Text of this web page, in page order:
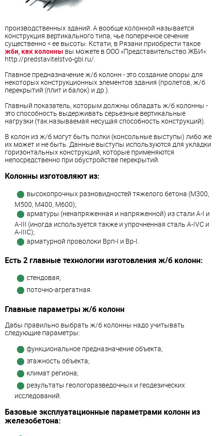
производственных зданий. А вообще колонной называется
конструкция вертикального типа, чье поперечное сечение
существенно < ее высоты. Кстати, в Рязани приобрести такое
жби, как колонны вы можете в ООО «Представительство ЖБИ»:
http://predstavitelstvo-gbi.ru/.
Главное предназначение ж/б колонн - это создание опоры для
некоторых конструкционных элементов здания (пролетов, ж/б
перекрытий (плит и балок) и др.).
Главный показатель, которым должны обладать ж/б колонны -
это способность выдерживать серьезные вертикальные
нагрузки (так называемая несущая способность конструкций).
В колон из ж/б могут быть полки (консольные выступы) либо же
их может и не быть. Данные выступы используются для укладки
горизонтальных конструкций, которые применяются
непосредственно при обустройстве перекрытий.
Колонны изготовляют из:
высокопрочных разновидностей тяжелого бетона (М300,
М500, М400, М600);
арматуры (ненапряженная и напряженной) из стали А-I и
А-III (иногда используется также и упрочненная сталь А-IVC и
А-IIIС);
арматурной проволоки Врп-I и Вр-I.
Есть 2 главные технологии изготовления ж/б колонн:
стендовая;
поточно-агрегатная.
Главные параметры ж/б колонн
Дабы правильно выбрать ж/б колонны надо учитывать
следующие параметры:
функциональное предназначение объекта;
этажность объекта;
климат региона;
результаты геологоразведочных и геодезических
исследований.
Базовые эксплуатационные параметрами колонн из
железобетона: